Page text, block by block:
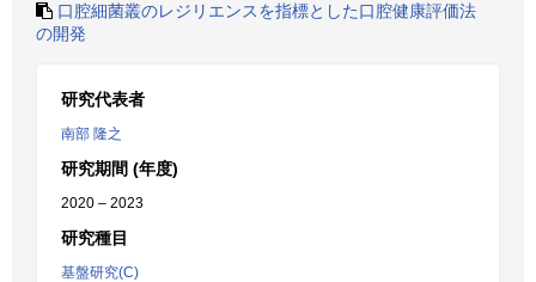
口腔細菌叢のレジリエンスを指標とした口腔健康評価法
の開発
研究代表者
南部 隆之
研究期間 (年度)
2020 – 2023
研究種目
基盤研究(C)